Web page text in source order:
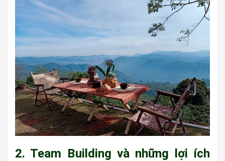
2. Team Building và những lợi ích